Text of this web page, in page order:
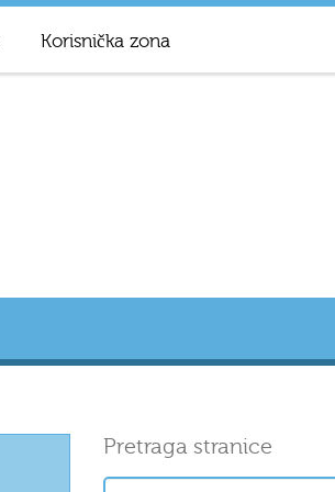
Korisnička zona
Pretraga stranice